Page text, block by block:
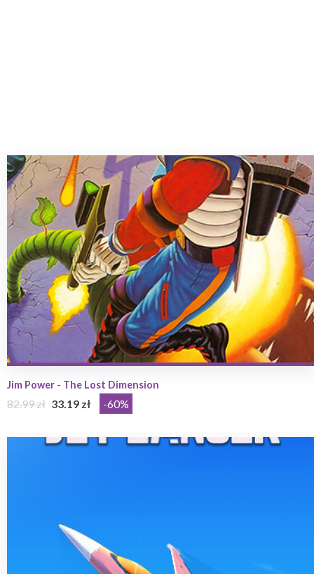
Jim Power - The Lost Dimension
82.99 zł 33.19 zł -60%